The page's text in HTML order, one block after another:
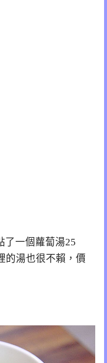
了一個蘿蔔湯25
的湯也很不賴，價